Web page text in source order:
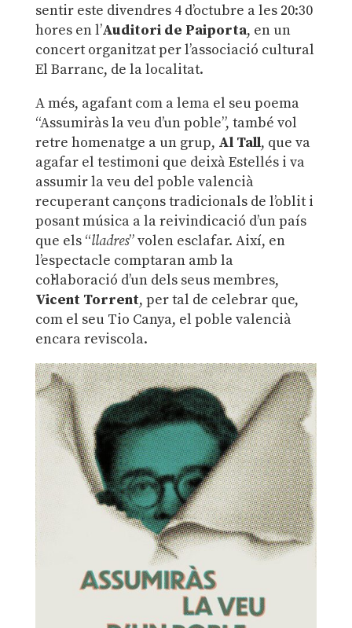
sentir este divendres 4 d’octubre a les 20:30
hores en l’Auditori de Paiporta, en un
concert organitzat per l’associació cultural
El Barranc, de la localitat.
A més, agafant com a lema el seu poema
“Assumiràs la veu d’un poble”, també vol
retre homenatge a un grup, Al Tall, que va
agafar el testimoni que deixà Estellés i va
assumir la veu del poble valencià
recuperant cançons tradicionals de l’oblit i
posant música a la reivindicació d’un país
que els “lladres” volen esclafar. Així, en
l’espectacle comptaran amb la
col·laboració d’un dels seus membres,
Vicent Torrent, per tal de celebrar que,
com el seu Tio Canya, el poble valencià
encara reviscola.